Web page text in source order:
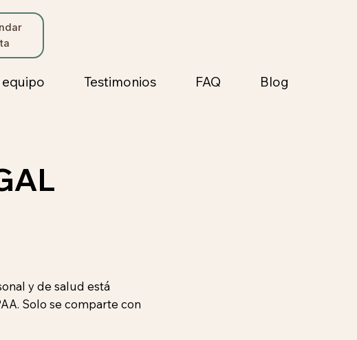
Testimonios FAQ Blog
y de salud está
Solo se comparte con